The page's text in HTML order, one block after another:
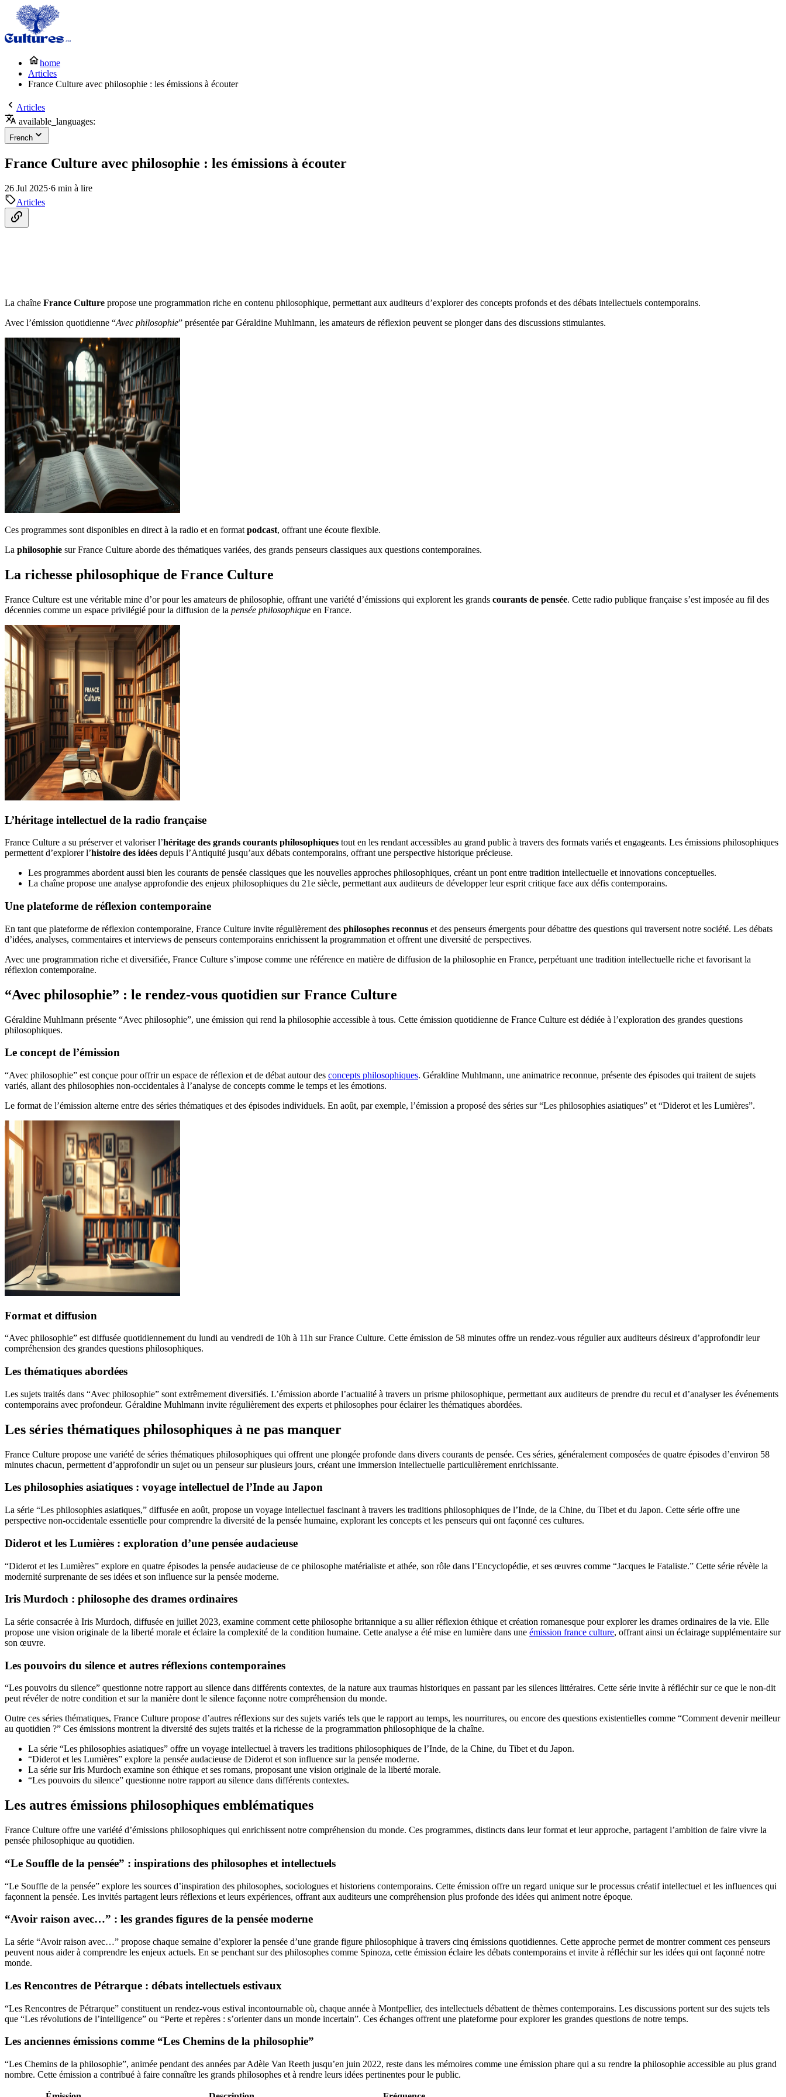
home
Articles
France Culture avec philosophie : les émissions à écouter
Articles
available_languages:
French
France Culture avec philosophie : les émissions à écouter
26 Jul 2025·6 min à lire
Articles
La chaîne France Culture propose une programmation riche en contenu philosophique, permettant aux auditeurs d’explorer des concepts profonds et des débats intellectuels contemporains.
Avec l’émission quotidienne “Avec philosophie” présentée par Géraldine Muhlmann, les amateurs de réflexion peuvent se plonger dans des discussions stimulantes.
Ces programmes sont disponibles en direct à la radio et en format podcast, offrant une écoute flexible.
La philosophie sur France Culture aborde des thématiques variées, des grands penseurs classiques aux questions contemporaines.
La richesse philosophique de France Culture
France Culture est une véritable mine d’or pour les amateurs de philosophie, offrant une variété d’émissions qui explorent les grands courants de pensée. Cette radio publique française s’est imposée au fil des
décennies comme un espace privilégié pour la diffusion de la pensée philosophique en France.
L’héritage intellectuel de la radio française
France Culture a su préserver et valoriser l’héritage des grands courants philosophiques tout en les rendant accessibles au grand public à travers des formats variés et engageants. Les émissions philosophiques
permettent d’explorer l’histoire des idées depuis l’Antiquité jusqu’aux débats contemporains, offrant une perspective historique précieuse.
Les programmes abordent aussi bien les courants de pensée classiques que les nouvelles approches philosophiques, créant un pont entre tradition intellectuelle et innovations conceptuelles.
La chaîne propose une analyse approfondie des enjeux philosophiques du 21e siècle, permettant aux auditeurs de développer leur esprit critique face aux défis contemporains.
Une plateforme de réflexion contemporaine
En tant que plateforme de réflexion contemporaine, France Culture invite régulièrement des philosophes reconnus et des penseurs émergents pour débattre des questions qui traversent notre société. Les débats
d’idées, analyses, commentaires et interviews de penseurs contemporains enrichissent la programmation et offrent une diversité de perspectives.
Avec une programmation riche et diversifiée, France Culture s’impose comme une référence en matière de diffusion de la philosophie en France, perpétuant une tradition intellectuelle riche et favorisant la
réflexion contemporaine.
“Avec philosophie” : le rendez-vous quotidien sur France Culture
Géraldine Muhlmann présente “Avec philosophie”, une émission qui rend la philosophie accessible à tous. Cette émission quotidienne de France Culture est dédiée à l’exploration des grandes questions
philosophiques.
Le concept de l’émission
“Avec philosophie” est conçue pour offrir un espace de réflexion et de débat autour des concepts philosophiques. Géraldine Muhlmann, une animatrice reconnue, présente des épisodes qui traitent de sujets
variés, allant des philosophies non-occidentales à l’analyse de concepts comme le temps et les émotions.
Le format de l’émission alterne entre des séries thématiques et des épisodes individuels. En août, par exemple, l’émission a proposé des séries sur “Les philosophies asiatiques” et “Diderot et les Lumières”.
Format et diffusion
“Avec philosophie” est diffusée quotidiennement du lundi au vendredi de 10h à 11h sur France Culture. Cette émission de 58 minutes offre un rendez-vous régulier aux auditeurs désireux d’approfondir leur
compréhension des grandes questions philosophiques.
Les thématiques abordées
Les sujets traités dans “Avec philosophie” sont extrêmement diversifiés. L’émission aborde l’actualité à travers un prisme philosophique, permettant aux auditeurs de prendre du recul et d’analyser les événements
contemporains avec profondeur. Géraldine Muhlmann invite régulièrement des experts et philosophes pour éclairer les thématiques abordées.
Les séries thématiques philosophiques à ne pas manquer
France Culture propose une variété de séries thématiques philosophiques qui offrent une plongée profonde dans divers courants de pensée. Ces séries, généralement composées de quatre épisodes d’environ 58
minutes chacun, permettent d’approfondir un sujet ou un penseur sur plusieurs jours, créant une immersion intellectuelle particulièrement enrichissante.
Les philosophies asiatiques : voyage intellectuel de l’Inde au Japon
La série “Les philosophies asiatiques,” diffusée en août, propose un voyage intellectuel fascinant à travers les traditions philosophiques de l’Inde, de la Chine, du Tibet et du Japon. Cette série offre une
perspective non-occidentale essentielle pour comprendre la diversité de la pensée humaine, explorant les concepts et les penseurs qui ont façonné ces cultures.
Diderot et les Lumières : exploration d’une pensée audacieuse
“Diderot et les Lumières” explore en quatre épisodes la pensée audacieuse de ce philosophe matérialiste et athée, son rôle dans l’Encyclopédie, et ses œuvres comme “Jacques le Fataliste.” Cette série révèle la
modernité surprenante de ses idées et son influence sur la pensée moderne.
Iris Murdoch : philosophe des drames ordinaires
La série consacrée à Iris Murdoch, diffusée en juillet 2023, examine comment cette philosophe britannique a su allier réflexion éthique et création romanesque pour explorer les drames ordinaires de la vie. Elle
propose une vision originale de la liberté morale et éclaire la complexité de la condition humaine. Cette analyse a été mise en lumière dans une émission france culture, offrant ainsi un éclairage supplémentaire sur
son œuvre.
Les pouvoirs du silence et autres réflexions contemporaines
“Les pouvoirs du silence” questionne notre rapport au silence dans différents contextes, de la nature aux traumas historiques en passant par les silences littéraires. Cette série invite à réfléchir sur ce que le non-dit
peut révéler de notre condition et sur la manière dont le silence façonne notre compréhension du monde.
Outre ces séries thématiques, France Culture propose d’autres réflexions sur des sujets variés tels que le rapport au temps, les nourritures, ou encore des questions existentielles comme “Comment devenir meilleur
au quotidien ?” Ces émissions montrent la diversité des sujets traités et la richesse de la programmation philosophique de la chaîne.
La série “Les philosophies asiatiques” offre un voyage intellectuel à travers les traditions philosophiques de l’Inde, de la Chine, du Tibet et du Japon.
“Diderot et les Lumières” explore la pensée audacieuse de Diderot et son influence sur la pensée moderne.
La série sur Iris Murdoch examine son éthique et ses romans, proposant une vision originale de la liberté morale.
“Les pouvoirs du silence” questionne notre rapport au silence dans différents contextes.
Les autres émissions philosophiques emblématiques
France Culture offre une variété d’émissions philosophiques qui enrichissent notre compréhension du monde. Ces programmes, distincts dans leur format et leur approche, partagent l’ambition de faire vivre la
pensée philosophique au quotidien.
“Le Souffle de la pensée” : inspirations des philosophes et intellectuels
“Le Souffle de la pensée” explore les sources d’inspiration des philosophes, sociologues et historiens contemporains. Cette émission offre un regard unique sur le processus créatif intellectuel et les influences qui
façonnent la pensée. Les invités partagent leurs réflexions et leurs expériences, offrant aux auditeurs une compréhension plus profonde des idées qui animent notre époque.
“Avoir raison avec…” : les grandes figures de la pensée moderne
La série “Avoir raison avec…” propose chaque semaine d’explorer la pensée d’une grande figure philosophique à travers cinq émissions quotidiennes. Cette approche permet de montrer comment ces penseurs
peuvent nous aider à comprendre les enjeux actuels. En se penchant sur des philosophes comme Spinoza, cette émission éclaire les débats contemporains et invite à réfléchir sur les idées qui ont façonné notre
monde.
Les Rencontres de Pétrarque : débats intellectuels estivaux
“Les Rencontres de Pétrarque” constituent un rendez-vous estival incontournable où, chaque année à Montpellier, des intellectuels débattent de thèmes contemporains. Les discussions portent sur des sujets tels
que “Les révolutions de l’intelligence” ou “Perte et repères : s’orienter dans un monde incertain”. Ces échanges offrent une plateforme pour explorer les grandes questions de notre temps.
Les anciennes émissions comme “Les Chemins de la philosophie”
“Les Chemins de la philosophie”, animée pendant des années par Adèle Van Reeth jusqu’en juin 2022, reste dans les mémoires comme une émission phare qui a su rendre la philosophie accessible au plus grand
nombre. Cette émission a contribué à faire connaître les grands philosophes et à rendre leurs idées pertinentes pour le public.